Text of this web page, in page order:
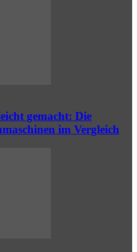
gemacht: Die
im Vergleich